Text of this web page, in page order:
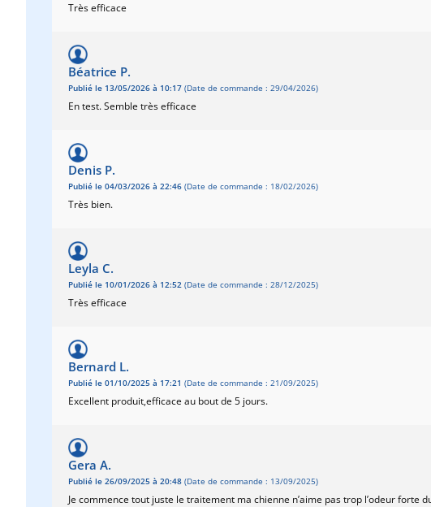
Très efficace
Béatrice P.
Publié le 13/05/2026 à 10:17 (Date de commande : 29/04/2026)
En test. Semble très efficace
Denis P.
Publié le 04/03/2026 à 22:46 (Date de commande : 18/02/2026)
Très bien.
Leyla C.
Publié le 10/01/2026 à 12:52 (Date de commande : 28/12/2025)
Très efficace
Bernard L.
Publié le 01/10/2025 à 17:21 (Date de commande : 21/09/2025)
Excellent produit,efficace au bout de 5 jours.
Gera A.
Publié le 26/09/2025 à 20:48 (Date de commande : 13/09/2025)
Je commence tout juste le traitement ma chienne n’aime pas trop l’odeur forte